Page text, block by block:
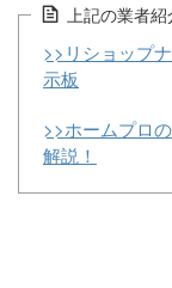
上記の業者
>>リショップ
示板
>>ホームプロ
解説！